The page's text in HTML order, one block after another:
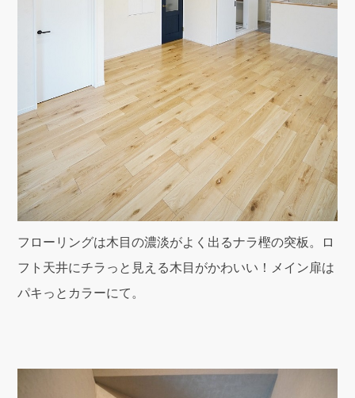
フローリングは木目の濃淡がよく出るナラ樫の突板。ロ
フト天井にチラっと見える木目がかわいい！メイン扉は
パキっとカラーにて。